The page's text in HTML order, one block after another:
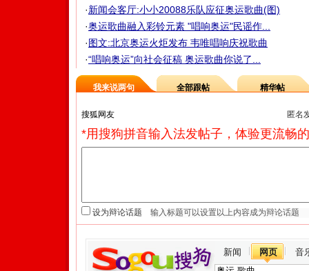
·新闻会客厅:小小20088乐队应征奥运歌曲(图)
·奥运歌曲融入彩铃元素 "唱响奥运"民谣作...
·图文:北京奥运火炬发布 韦唯唱响庆祝歌曲
·“唱响奥运”向社会征稿 奥运歌曲你说了...
我来说两句 全部跟帖 精华帖
匿名
*用搜狗拼音输入法发帖子，体验更流畅
设为辩论话题
新闻 网页 音